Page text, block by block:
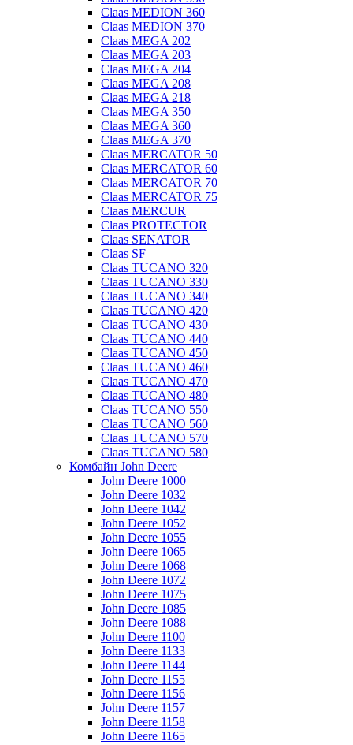
Claas MEDION 360
Claas MEDION 370
Claas MEGA 202
Claas MEGA 203
Claas MEGA 204
Claas MEGA 208
Claas MEGA 218
Claas MEGA 350
Claas MEGA 360
Claas MEGA 370
Claas MERCATOR 50
Claas MERCATOR 60
Claas MERCATOR 70
Claas MERCATOR 75
Claas MERCUR
Claas PROTECTOR
Claas SENATOR
Claas SF
Claas TUCANO 320
Claas TUCANO 330
Claas TUCANO 340
Claas TUCANO 420
Claas TUCANO 430
Claas TUCANO 440
Claas TUCANO 450
Claas TUCANO 460
Claas TUCANO 470
Claas TUCANO 480
Claas TUCANO 550
Claas TUCANO 560
Claas TUCANO 570
Claas TUCANO 580
Комбайн John Deere
John Deere 1000
John Deere 1032
John Deere 1042
John Deere 1052
John Deere 1055
John Deere 1065
John Deere 1068
John Deere 1072
John Deere 1075
John Deere 1085
John Deere 1088
John Deere 1100
John Deere 1133
John Deere 1144
John Deere 1155
John Deere 1156
John Deere 1157
John Deere 1158
John Deere 1165